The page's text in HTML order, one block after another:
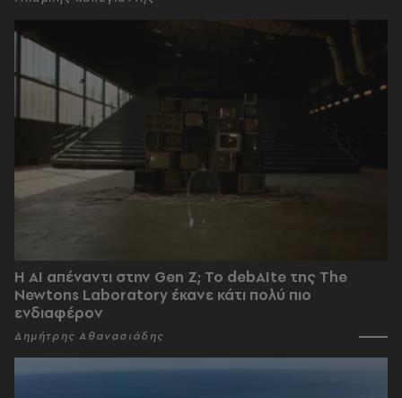
Η AI απέναντι στην Gen Z; Το debAIte της The
Newtons Laboratory έκανε κάτι πολύ πιο
ενδιαφέρον
Δημήτρης Αθανασιάδης